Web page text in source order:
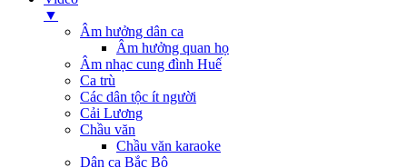
▼
Âm hưởng dân ca
Âm hưởng quan họ
Âm nhạc cung đình Huế
Ca trù
Các dân tộc ít người
Cải Lương
Chầu văn
Chầu văn karaoke
Dân ca Bắc Bộ